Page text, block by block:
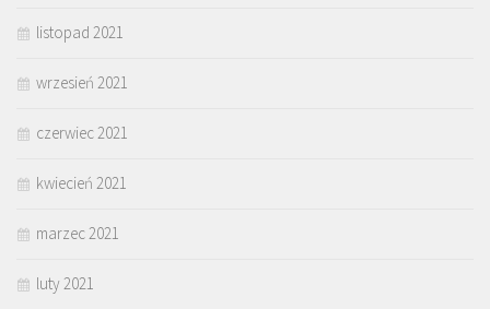
listopad 2021
wrzesień 2021
czerwiec 2021
kwiecień 2021
marzec 2021
luty 2021